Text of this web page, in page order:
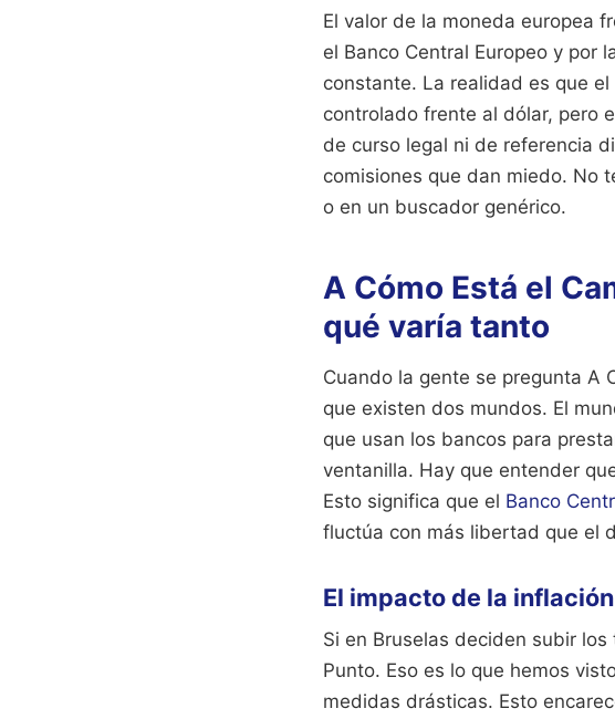
El valor de la moneda europea
el Banco Central Europeo y por
constante. La realidad es que
controlado frente al dólar, pero
de curso legal ni de referencia
comisiones que dan miedo. No
o en un buscador genérico.
A Cómo Está el
qué varía tanto
Cuando la gente se pregunta A
que existen dos mundos. El
que usan los bancos para
ventanilla. Hay que entender
Esto significa que el Banco
fluctúa con más libertad que el
El impacto de la
Si en Bruselas deciden subir
Punto. Eso es lo que hemos
medidas drásticas. Esto